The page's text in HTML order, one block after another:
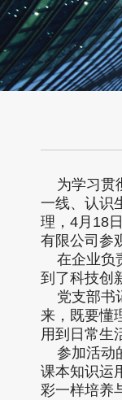
为学习贯
一线、认识
理，4月18
有限公司参
在企业负
到了科技创
党支部书
来，既要懂
用到日常生
参加活动
课本知识运
彩一样培养